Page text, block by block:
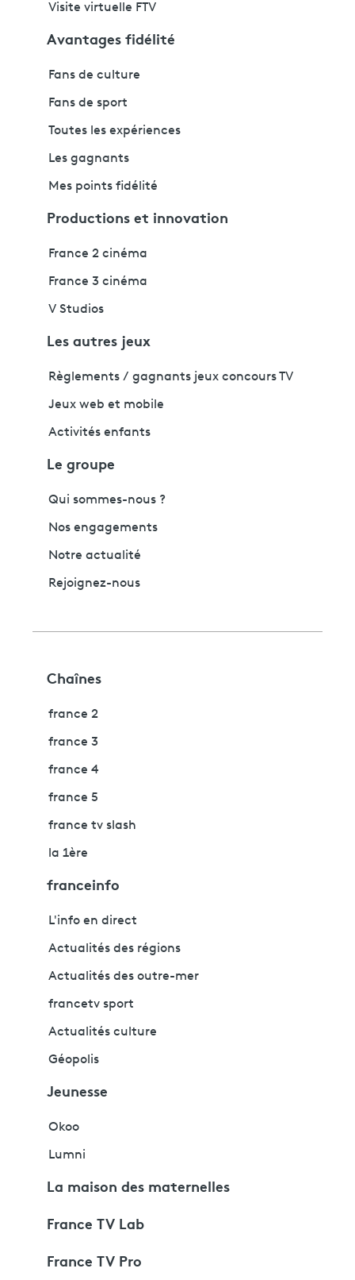
Visite virtuelle FTV
Avantages fidélité
Fans de culture
Fans de sport
Toutes les expériences
Les gagnants
Mes points fidélité
Productions et innovation
France 2 cinéma
France 3 cinéma
V Studios
Les autres jeux
Règlements / gagnants jeux concours TV
Jeux web et mobile
Activités enfants
Le groupe
Qui sommes-nous ?
Nos engagements
Notre actualité
Rejoignez-nous
Chaînes
france 2
france 3
france 4
france 5
france tv slash
la 1ère
franceinfo
L'info en direct
Actualités des régions
Actualités des outre-mer
francetv sport
Actualités culture
Géopolis
Jeunesse
Okoo
Lumni
La maison des maternelles
France TV Lab
France TV Pro